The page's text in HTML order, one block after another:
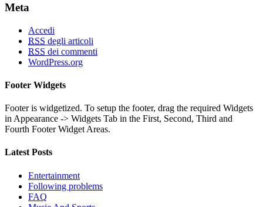
Meta
Accedi
RSS degli articoli
RSS dei commenti
WordPress.org
Footer Widgets
Footer is widgetized. To setup the footer, drag the required Widgets
in Appearance -> Widgets Tab in the First, Second, Third and
Fourth Footer Widget Areas.
Latest Posts
Entertainment
Following problems
FAQ